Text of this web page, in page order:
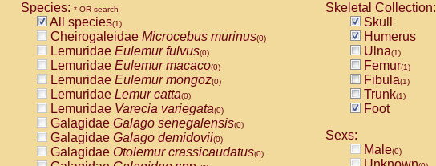
Species: * OR search
All species(1)
Cheirogaleidae Microcebus murinus(0)
Lemuridae Eulemur fulvus(0)
Lemuridae Eulemur macaco(0)
Lemuridae Eulemur mongoz(0)
Lemuridae Lemur catta(0)
Lemuridae Varecia variegata(0)
Galagidae Galago senegalensis(0)
Galagidae Galago demidovii(0)
Galagidae Otolemur crassicaudatus(0)
Skeletal Collection:
Skull
Humerus
Ulna(1)
Femur(1)
Fibula(1)
Trunk(1)
Foot
Sexs:
Male(0)